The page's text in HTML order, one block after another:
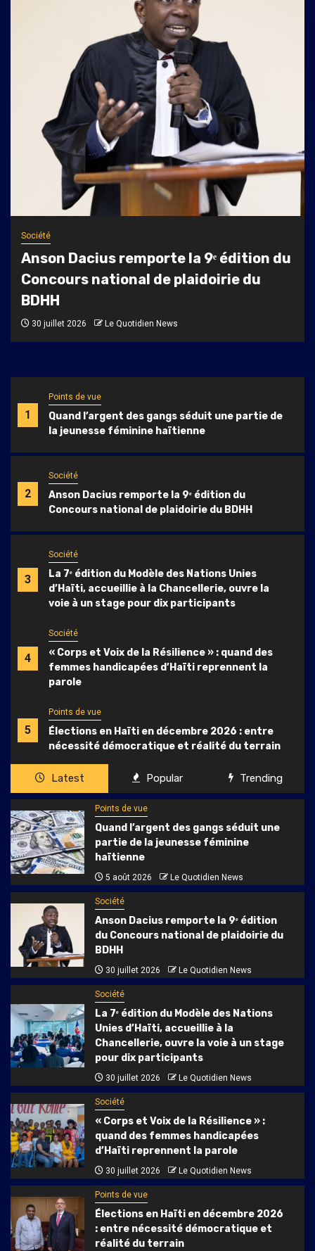
1
Points de vue
Quand l’argent des gangs séduit une partie de
la jeunesse féminine haïtienne
2
Société
Anson Dacius remporte la 9ᵉ édition du
Concours national de plaidoirie du BDHH
3
Société
La 7ᵉ édition du Modèle des Nations Unies
d’Haïti, accueillie à la Chancellerie, ouvre la
voie à un stage pour dix participants
4
Société
« Corps et Voix de la Résilience » : quand des
femmes handicapées d’Haïti reprennent la
parole
5
Points de vue
Élections en Haïti en décembre 2026 : entre
nécessité démocratique et réalité du terrain
Société
Anson Dacius remporte la 9ᵉ édition du
Concours national de plaidoirie du
BDHH
30 juillet 2026 Le Quotidien News
Latest Popular Trending
Points de vue
Quand l’argent des gangs séduit une
partie de la jeunesse féminine
haïtienne
5 août 2026 Le Quotidien News
Société
Anson Dacius remporte la 9ᵉ édition
du Concours national de plaidoirie du
BDHH
30 juillet 2026 Le Quotidien News
Société
La 7ᵉ édition du Modèle des Nations
Unies d’Haïti, accueillie à la
Chancellerie, ouvre la voie à un stage
pour dix participants
30 juillet 2026 Le Quotidien News
Société
« Corps et Voix de la Résilience » :
quand des femmes handicapées
d’Haïti reprennent la parole
30 juillet 2026 Le Quotidien News
Points de vue
Élections en Haïti en décembre 2026
: entre nécessité démocratique et
réalité du terrain